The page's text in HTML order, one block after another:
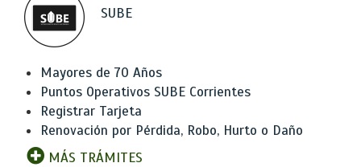
SUBE
Mayores de 70 Años
Puntos Operativos SUBE Corrientes
Registrar Tarjeta
Renovación por Pérdida, Robo, Hurto o Daño
MÁS TRÁMITES